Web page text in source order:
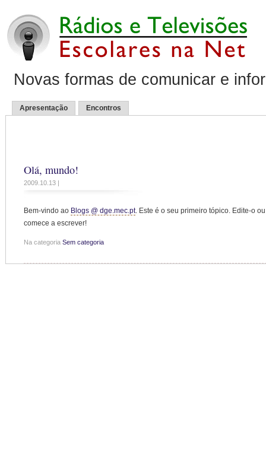
Novas formas de comunicar e
Apresentação Encontros
Olá, mundo!
2009.10.13 |
Bem-vindo ao Blogs @ dge.mec.pt. Este é o seu primeiro tópico. Edite-o
comece a escrever!
Na categoria Sem categoria